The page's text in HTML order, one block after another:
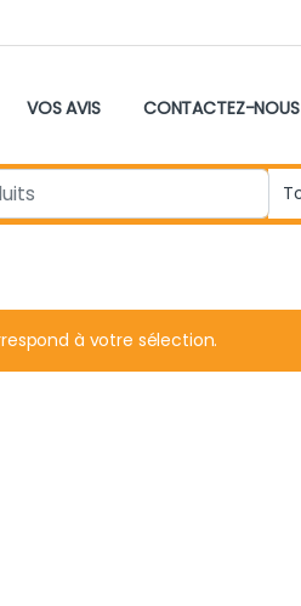
VOS AVIS CONTACTEZ-NOUS
à votre sélection.